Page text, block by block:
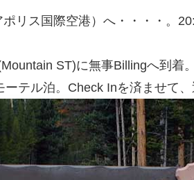
リス国際空港）へ・・・・。
ST)に無事Billingへ到着
テル泊。Check Inを済ませて、